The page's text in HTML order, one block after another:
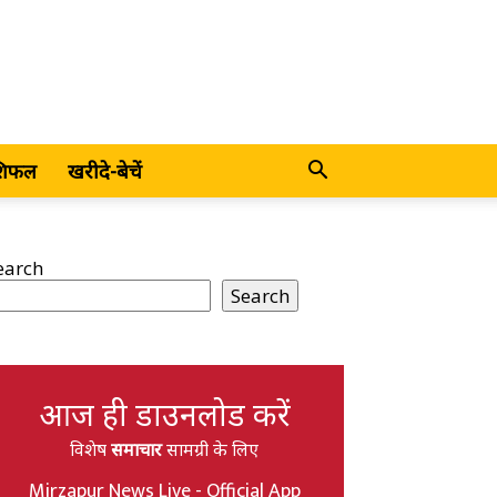
खरीदे-बेचें
Search
आज ही डाउनलोड करें
विशेषसमाचारसामग्री के लिए